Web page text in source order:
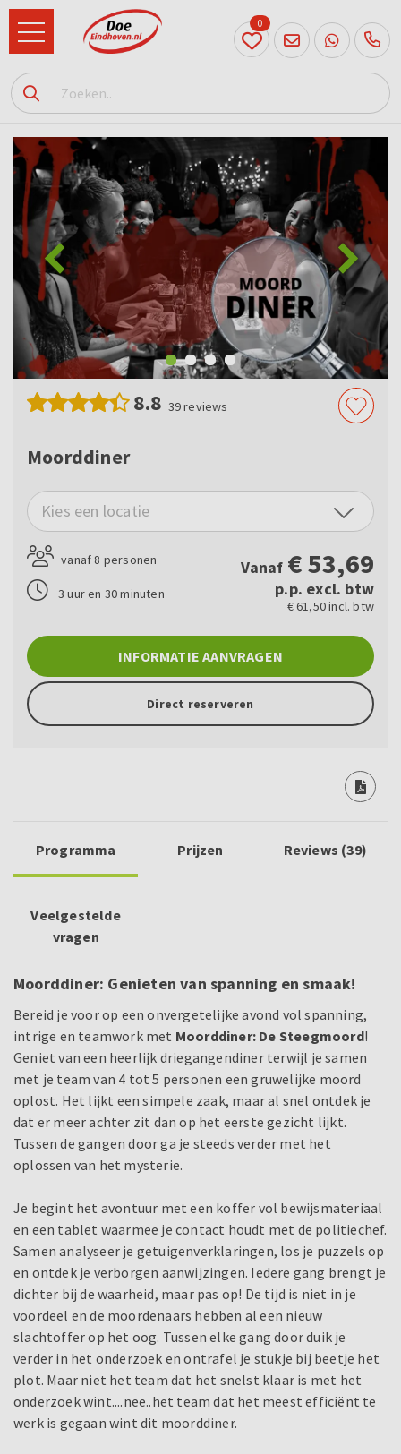
040
231
0
8.8 39reviews
Moorddiner
Kies een locatie
vanaf 8 personen
3 uur en 30 minuten
Vanaf €53,69
p.p. excl. btw
€ 61,50 incl. btw
INFORMATIE AANVRAGEN
Direct reserveren
Programma Prijzen Reviews (39)
Veelgestelde
vragen
Moorddiner: Genieten van spanning en smaak!
Bereid je voor op een onvergetelijke avond vol spanning,
intrige en teamwork met Moorddiner: De Steegmoord!
Geniet van een heerlijk driegangendiner terwijl je samen
met je team van 4 tot 5 personen een gruwelijke moord
oplost. Het lijkt een simpele zaak, maar al snel ontdek je
dat er meer achter zit dan op het eerste gezicht lijkt.
Tussen de gangen door ga je steeds verder met het
oplossen van het mysterie.
Je begint het avontuur met een koffer vol bewijsmateriaal
en een tablet waarmee je contact houdt met de politiechef.
Samen analyseer je getuigenverklaringen, los je puzzels op
en ontdek je verborgen aanwijzingen. Iedere gang brengt je
dichter bij de waarheid, maar pas op! De tijd is niet in je
voordeel en de moordenaars hebben al een nieuw
slachtoffer op het oog. Tussen elke gang door duik je
verder in het onderzoek en ontrafel je stukje bij beetje het
plot. Maar niet het team dat het snelst klaar is met het
onderzoek wint....nee..het team dat het meest efficiënt te
werk is gegaan wint dit moorddiner.